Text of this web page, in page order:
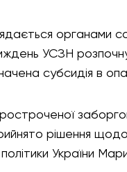
органами
УСЗН
субсидія в
рішення
політики України